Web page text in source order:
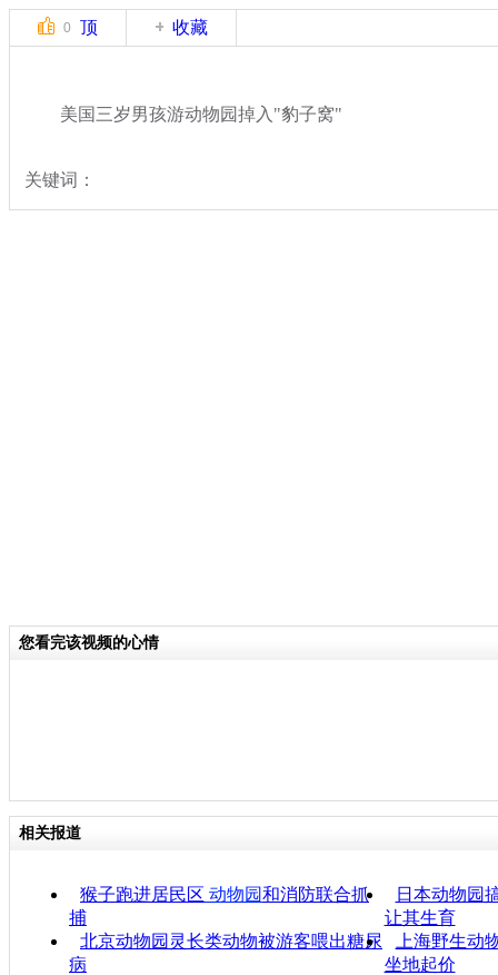
0 顶 收藏
美国三岁男孩游动物园掉入"豹子窝"
关键词：
您看完该视频的心情
相关报道
猴子跑进居民区 动物园和消防联合抓
捕
日本动物园
让其生育
北京动物园灵长类动物被游客喂出糖尿
病
上海野生动
坐地起价